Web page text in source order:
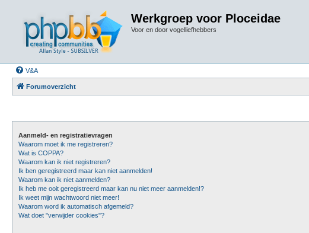
Werkgroep voor Ploceidae
Voor en door vogelliefhebbers
V&A
Forumoverzicht
Aanmeld- en registratievragen
Waarom moet ik me registreren?
Wat is COPPA?
Waarom kan ik niet registreren?
Ik ben geregistreerd maar kan niet aanmelden!
Waarom kan ik niet aanmelden?
Ik heb me ooit geregistreerd maar kan nu niet meer aanmelden!?
Ik weet mijn wachtwoord niet meer!
Waarom word ik automatisch afgemeld?
Wat doet "verwijder cookies"?